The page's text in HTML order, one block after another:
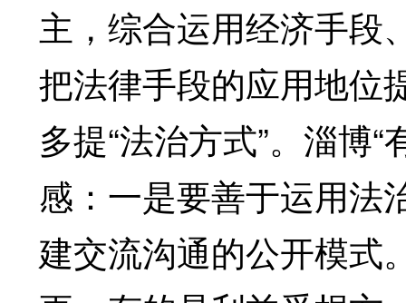
主，综合运用经济手段
把法律手段的应用地位
多提“法治方式”。淄博
感：一是要善于运用法
建交流沟通的公开模式